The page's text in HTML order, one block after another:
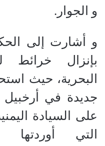
و الجوار.
و أشارت إلى
بإنزال خرائط
البحرية، حيث
جديدة في أرخبيل
على السيادة
التي أوردتها